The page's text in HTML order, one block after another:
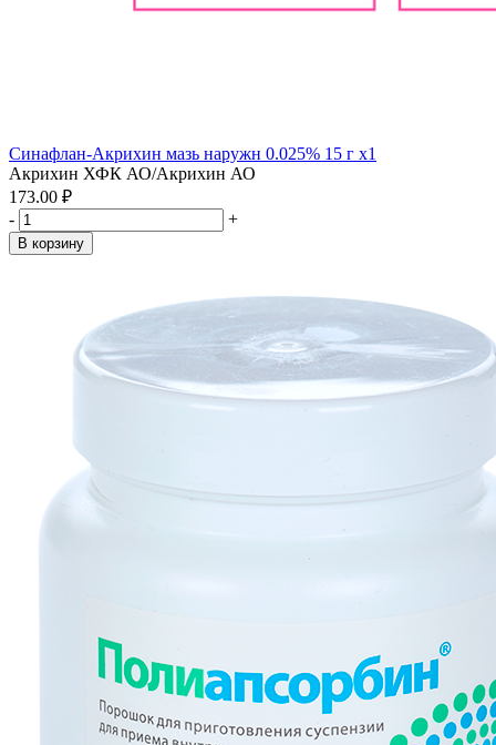
Синафлан-Акрихин мазь наружн 0.025% 15 г x1
Акрихин ХФК АО/Акрихин АО
173.00 ₽
-
+
В корзину